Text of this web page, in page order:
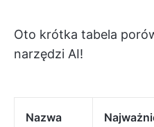
Oto krótka tabela
narzędzi AI!
Nazwa